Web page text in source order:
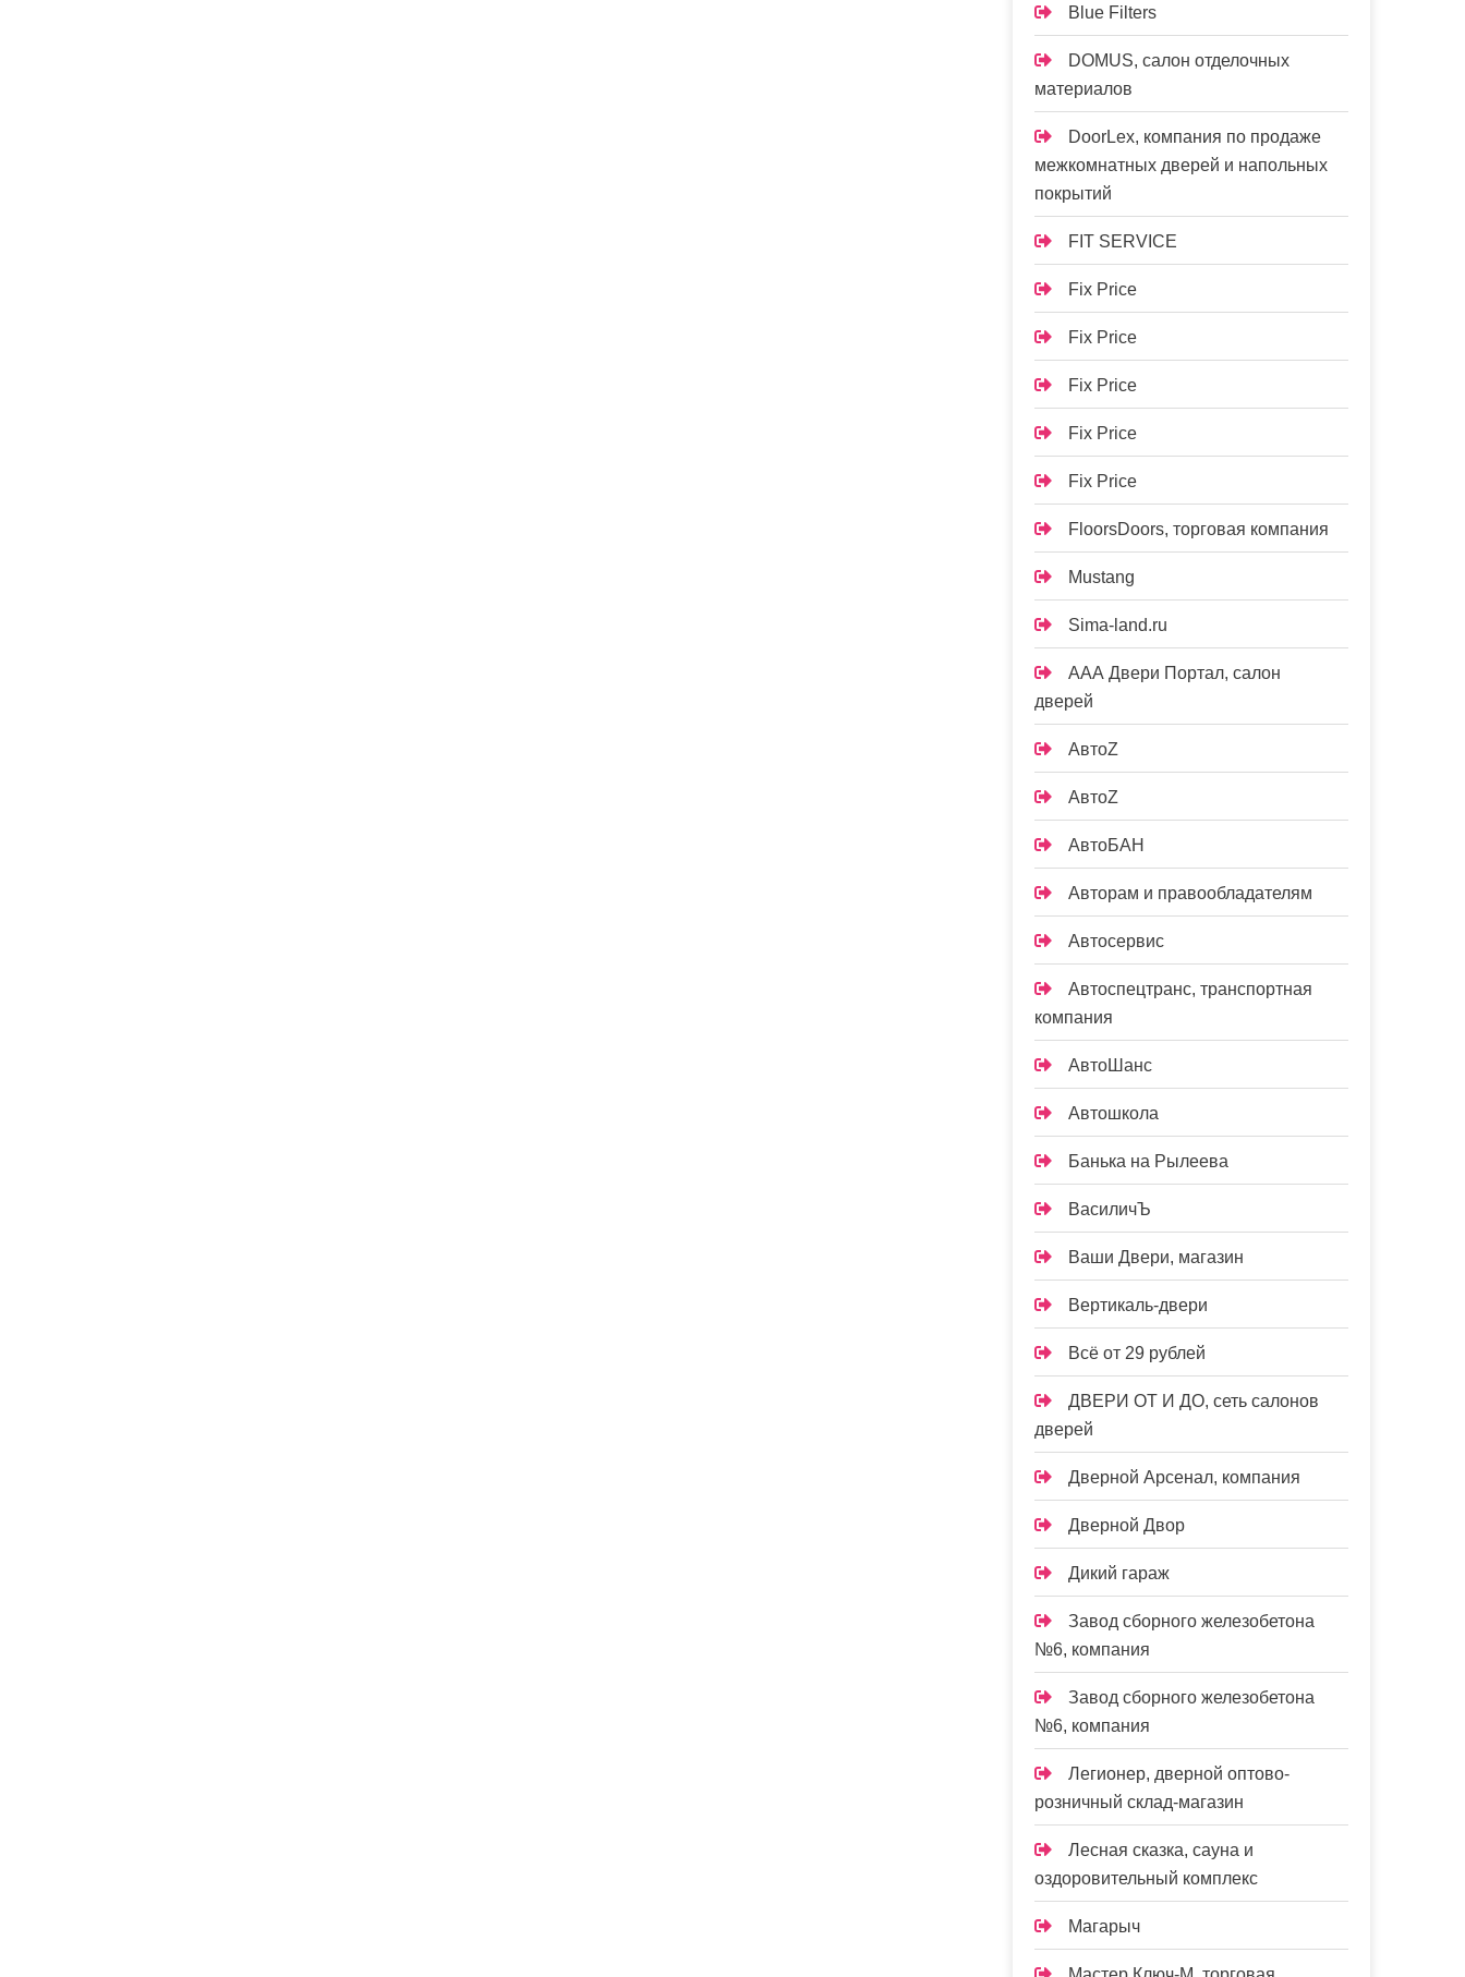
Blue Filters
DOMUS, салон отделочных
материалов
DoorLex, компания по продаже
межкомнатных дверей и напольных
покрытий
FIT SERVICE
Fix Price
Fix Price
Fix Price
Fix Price
Fix Price
FloorsDoors, торговая компания
Mustang
Sima-land.ru
ААА Двери Портал, салон
дверей
АвтоZ
АвтоZ
АвтоБАН
Авторам и правообладателям
Автосервис
Автоспецтранс, транспортная
компания
АвтоШанс
Автошкола
Банька на Рылеева
ВасиличЪ
Ваши Двери, магазин
Вертикаль-двери
Всё от 29 рублей
ДВЕРИ ОТ И ДО, сеть салонов
дверей
Дверной Арсенал, компания
Дверной Двор
Дикий гараж
Завод сборного железобетона
№6, компания
Завод сборного железобетона
№6, компания
Легионер, дверной оптово-
розничный склад-магазин
Лесная сказка, сауна и
оздоровительный комплекс
Магарыч